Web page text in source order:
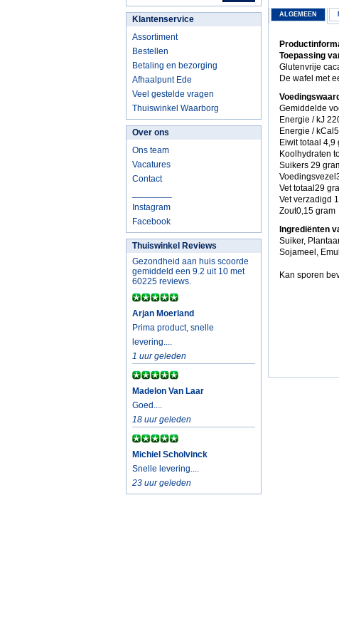
Klantenservice
Assortiment
Bestellen
Betaling en bezorging
Afhaalpunt Ede
Veel gestelde vragen
Thuiswinkel Waarborg
Over ons
Ons team
Vacatures
Contact
Instagram
Facebook
Thuiswinkel Reviews
Gezondheid aan huis scoorde
gemiddeld een 9.2 uit 10 met
60225 reviews.
Arjan Moerland
Prima product, snelle
levering....
1 uur geleden
Madelon Van Laar
Goed....
18 uur geleden
Michiel Scholvinck
Snelle levering....
23 uur geleden
ALGEMEEN
Toepassing
Glutenvrije
De wafel met
Gemiddelde
Energie / kJ
Energie /
Eiwit totaal 4,9
Koolhydraten
Suikers 29
Vet totaal29
Vet verzadigd
Zout0,15 gram
Ingrediënten
Suiker,
Sojameel,
Kan sporen